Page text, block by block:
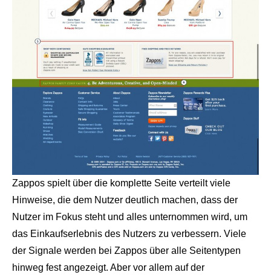
Zappos spielt über die komplette Seite verteilt viele
Hinweise, die dem Nutzer deutlich machen, dass der
Nutzer im Fokus steht und alles unternommen wird, um
das Einkaufserlebnis des Nutzers zu verbessern. Viele
der Signale werden bei Zappos über alle Seitentypen
hinweg fest angezeigt. Aber vor allem auf der